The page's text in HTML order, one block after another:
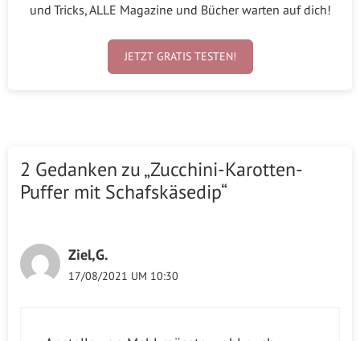
und Tricks, ALLE Magazine und Bücher warten auf dich!
JETZT GRATIS TESTEN!
2 Gedanken zu „Zucchini-Karotten-
Puffer mit Schafskäsedip“
Ziel,G.
17/08/2021 UM 10:30